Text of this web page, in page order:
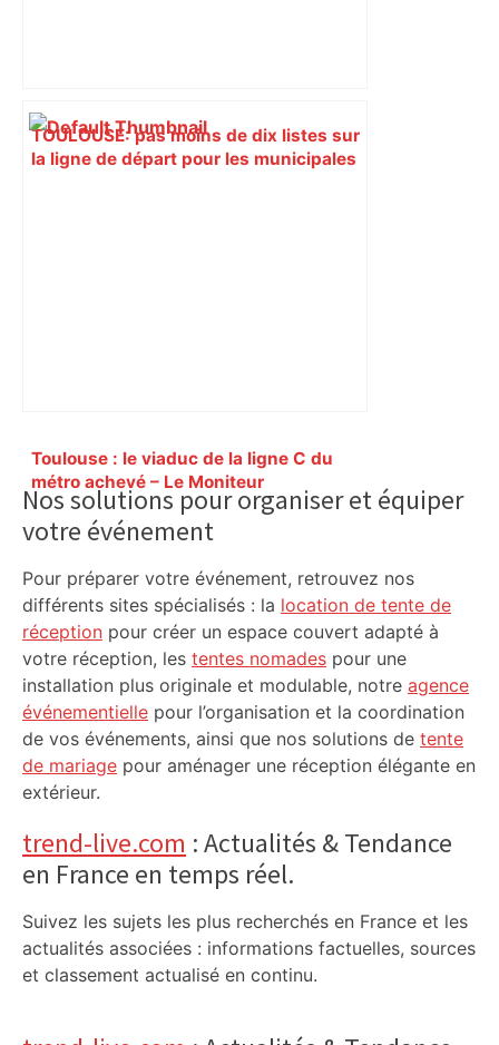
TOULOUSE: pas moins de dix listes sur
la ligne de départ pour les municipales
Toulouse : le viaduc de la ligne C du
métro achevé – Le Moniteur
Primary
Sidebar
Nos solutions pour organiser et équiper
votre événement
Pour préparer votre événement, retrouvez nos
différents sites spécialisés : la location de tente de
réception pour créer un espace couvert adapté à
votre réception, les tentes nomades pour une
installation plus originale et modulable, notre agence
événementielle pour l’organisation et la coordination
de vos événements, ainsi que nos solutions de tente
de mariage pour aménager une réception élégante en
extérieur.
trend-live.com : Actualités & Tendance
en France en temps réel.
Suivez les sujets les plus recherchés en France et les
actualités associées : informations factuelles, sources
et classement actualisé en continu.